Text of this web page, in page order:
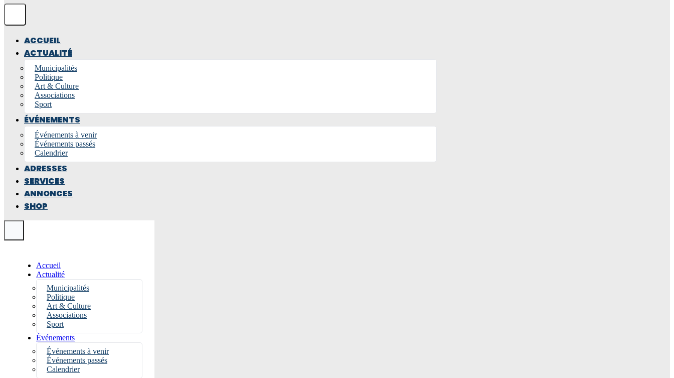
ACCUEIL
ACTUALITÉ
Municipalités
Politique
Art & Culture
Associations
Sport
ÉVÉNEMENTS
Événements à venir
Événements passés
Calendrier
ADRESSES
SERVICES
ANNONCES
SHOP
Accueil
Actualité
Municipalités
Politique
Art & Culture
Associations
Sport
Événements
Événements à venir
Événements passés
Calendrier